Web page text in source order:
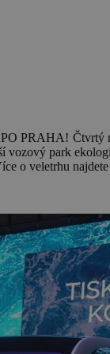
PRAHA! Čtvrtý
park
o veletrhu